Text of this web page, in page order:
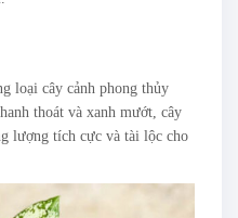
loại cây cảnh phong thủy
thoát và xanh mướt, cây
lượng tích cực và tài lộc cho